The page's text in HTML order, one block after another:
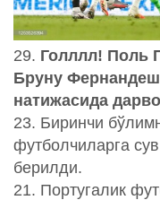
29. Голллл! Поль
Бруну
натижасида
23. Биринчи
футболчиларга
берилди.
21. Португалик